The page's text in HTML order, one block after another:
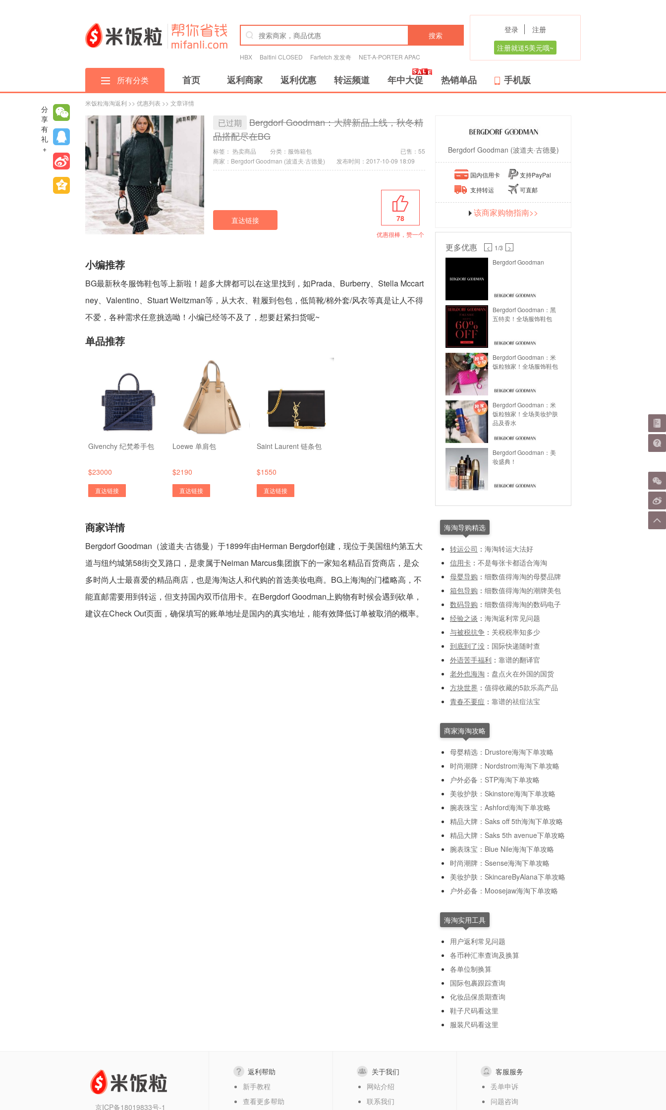
搜索
HBX Baltini CLOSED Farfetch 发发奇 NET-A-PORTER APAC
登录
注册
注册就送5美元哦~
所有分类 首页 返利商家 返利优惠 转运频道 年中大促 热销单品 手机版
米饭粒海淘返利 >> 优惠列表 >> 文章详情
已过期
Bergdorf Goodman：大牌新品上线，秋冬精
品搭配尽在BG
标签： 热卖商品 分类： 服饰箱包
已售：55
商家：Bergdorf Goodman (波道夫·古德曼)
发布时间：2017-10-09 18:09
直达链接 78
优惠很棒，赞一个
小编推荐
BG最新秋冬服饰鞋包等上新啦！超多大牌都可以在这里找到，如Prada、Burberry、Stella Mccart
ney、Valentino、Stuart Weitzman等，从大衣、鞋履到包包，低筒靴/棉外套/风衣等真是让人不得
不爱，各种需求任意挑选呦！小编已经等不及了，想要赶紧扫货呢~
单品推荐
Givenchy 纪梵希手包
$23000
直达链接
Loewe 单肩包
$2190
直达链接
Saint Laurent 链条包
$1550
直达链接
商家详情
Bergdorf Goodman（波道夫·古德曼）于1899年由Herman Bergdorf创建，现位于美国纽约第五大
道与纽约城第58街交叉路口，是隶属于Neiman Marcus集团旗下的一家知名精品百货商店，是众
多时尚人士最喜爱的精品商店，也是海淘达人和代购的首选美妆电商。BG上海淘的门槛略高，不
能直邮需要用到转运，但支持国内双币信用卡。在Bergdorf Goodman上购物有时候会遇到砍单，
建议在Check Out页面，确保填写的账单地址是国内的真实地址，能有效降低订单被取消的概率。
Bergdorf Goodman (波道夫·古德曼)
国内信用卡
支持PayPal
支持转运
可直邮
该商家购物指南>>
更多优惠 < 1/3
>
Bergdorf Goodman
Bergdorf Goodman：黑
五特卖！全场服饰鞋包
Bergdorf Goodman：米
饭粒独家！全场服饰鞋包
Bergdorf Goodman：米
饭粒独家！全场美妆护肤
品及香水
Bergdorf Goodman：美
妆盛典！
海淘导购精选
转运公司 ： 海淘转运大法好
信用卡 ： 不是每张卡都适合海淘
母婴导购 ： 细数值得海淘的母婴品牌
箱包导购 ： 细数值得海淘的潮牌美包
数码导购 ： 细数值得海淘的数码电子
经验之谈 ： 海淘返利常见问题
与被税抗争 ： 关税税率知多少
到底到了没 ： 国际快递随时查
外语苦手福利 ： 靠谱的翻译官
老外也海淘 ： 盘点火在外国的国货
方块世界 ： 值得收藏的5款乐高产品
青春不要痘 ： 靠谱的祛痘法宝
商家海淘攻略
母婴精选：Drustore海淘下单攻略
时尚潮牌：Nordstrom海淘下单攻略
户外必备：STP海淘下单攻略
美妆护肤：Skinstore海淘下单攻略
腕表珠宝：Ashford海淘下单攻略
精品大牌：Saks off 5th海淘下单攻略
精品大牌：Saks 5th avenue下单攻略
腕表珠宝：Blue Nile海淘下单攻略
时尚潮牌：Ssense海淘下单攻略
美妆护肤：SkincareByAlana下单攻略
户外必备：Moosejaw海淘下单攻略
海淘实用工具
用户返利常见问题
各币种汇率查询及换算
各单位制换算
国际包裹跟踪查询
化妆品保质期查询
鞋子尺码看这里
服装尺码看这里
分
享
有
礼
+
京ICP备18019833号-1
返利帮助
新手教程
查看更多帮助
关于我们
网站介绍
联系我们
客服服务
丢单申诉
问题咨询